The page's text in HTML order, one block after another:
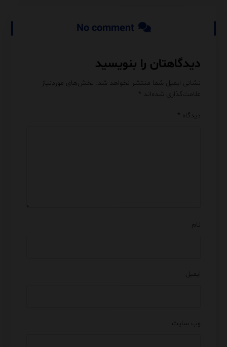
No comment
دیدگاهتان را بنویسید
نشانی ایمیل شما منتشر نخواهد شد. بخش‌های موردنیاز
علامت‌گذاری شده‌اند *
دیدگاه *
نام
ایمیل
وب‌ سایت